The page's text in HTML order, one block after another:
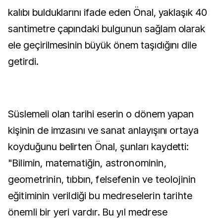
kalıbı bulduklarını ifade eden Önal, yaklaşık 40
santimetre çapındaki bulgunun sağlam olarak
ele geçirilmesinin büyük önem taşıdığını dile
getirdi.
Süslemeli olan tarihi eserin o dönem yapan
kişinin de imzasını ve sanat anlayışını ortaya
koyduğunu belirten Önal, şunları kaydetti:
"Bilimin, matematiğin, astronominin,
geometrinin, tıbbın, felsefenin ve teolojinin
eğitiminin verildiği bu medreselerin tarihte
önemli bir yeri vardır. Bu yıl medrese